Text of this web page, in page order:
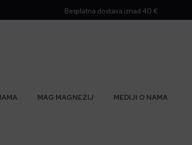
Besplatna dostava iznad 40 €
MAG MAGNEZIJ MEDIJI O NAMA